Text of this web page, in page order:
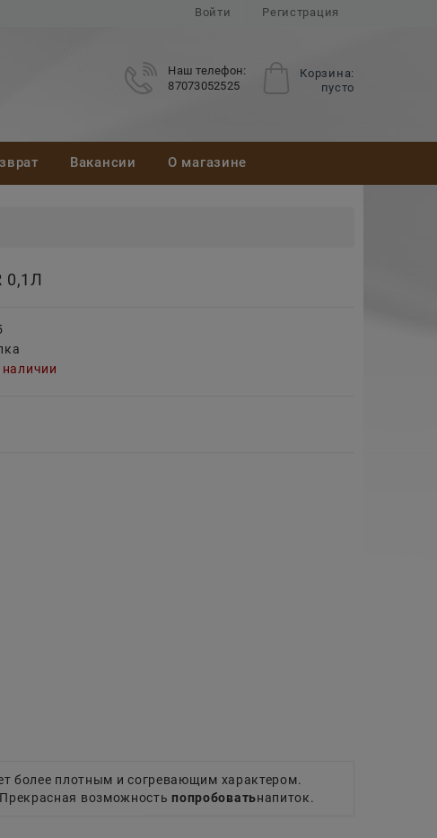
Войти Регистрация
Корзина:
пусто
Наш телефон:
87073052525
Вакансии О магазине
0,1Л
наличии
более плотным и согревающим характером.
возможностьпопробоватьнапиток.